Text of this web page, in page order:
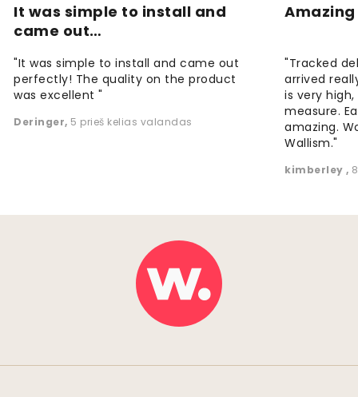
It was simple to install and
came out…
"It was simple to install and came out
perfectly! The quality on the product
was excellent "
Deringer, 5 prieš kelias valandas
"Tracked
arrived
is very
measure.
amazing.
Wallism."
kimberley,